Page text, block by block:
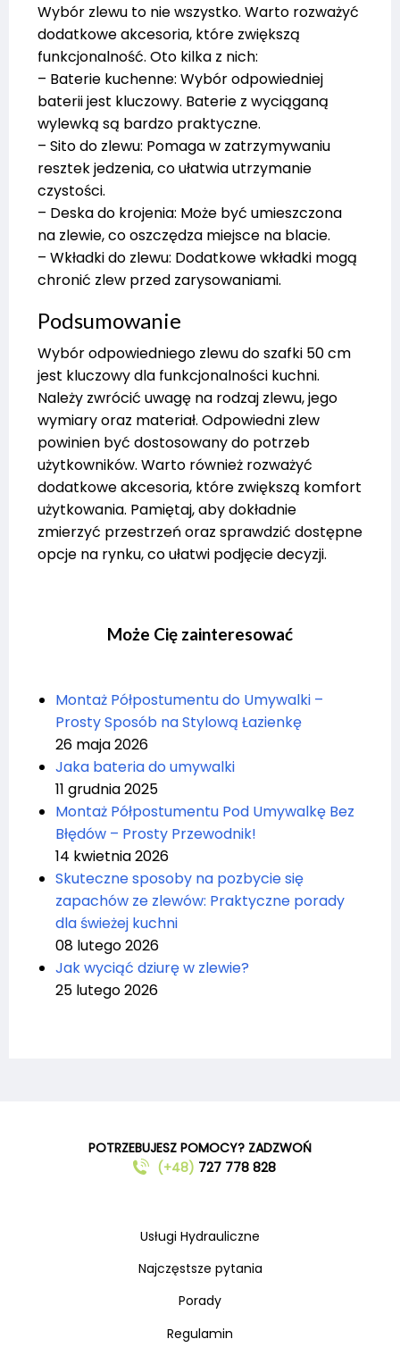
Wybór zlewu to nie wszystko. Warto rozważyć
dodatkowe akcesoria, które zwiększą
funkcjonalność. Oto kilka z nich:
– Baterie kuchenne: Wybór odpowiedniej
baterii jest kluczowy. Baterie z wyciąganą
wylewką są bardzo praktyczne.
– Sito do zlewu: Pomaga w zatrzymywaniu
resztek jedzenia, co ułatwia utrzymanie
czystości.
– Deska do krojenia: Może być umieszczona
na zlewie, co oszczędza miejsce na blacie.
– Wkładki do zlewu: Dodatkowe wkładki mogą
chronić zlew przed zarysowaniami.
Podsumowanie
Wybór odpowiedniego zlewu do szafki 50 cm
jest kluczowy dla funkcjonalności kuchni.
Należy zwrócić uwagę na rodzaj zlewu, jego
wymiary oraz materiał. Odpowiedni zlew
powinien być dostosowany do potrzeb
użytkowników. Warto również rozważyć
dodatkowe akcesoria, które zwiększą komfort
użytkowania. Pamiętaj, aby dokładnie
zmierzyć przestrzeń oraz sprawdzić dostępne
opcje na rynku, co ułatwi podjęcie decyzji.
Może Cię zainteresować
Montaż Półpostumentu do Umywalki –
Prosty Sposób na Stylową Łazienkę
26 maja 2026
Jaka bateria do umywalki
11 grudnia 2025
Montaż Półpostumentu Pod Umywalkę Bez
Błędów – Prosty Przewodnik!
14 kwietnia 2026
Skuteczne sposoby na pozbycie się
zapachów ze zlewów: Praktyczne porady
dla świeżej kuchni
08 lutego 2026
Jak wyciąć dziurę w zlewie?
25 lutego 2026
POTRZEBUJESZ POMOCY? ZADZWOŃ
(+48) 727 778 828
Usługi Hydrauliczne
Najczęstsze pytania
Porady
Regulamin